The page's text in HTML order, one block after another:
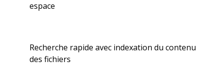
espace
Recherche rapide avec indexation du contenu
des fichiers